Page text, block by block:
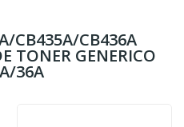
CB435A/CB436A
TONER GENERICO
36A